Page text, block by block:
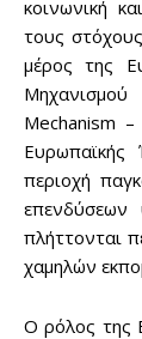
κοινωνική
τους
μέρος της
Mechanism
Ευρωπαϊκής
περιοχή
πλήττονται
χαμηλών
Ο ρόλος της